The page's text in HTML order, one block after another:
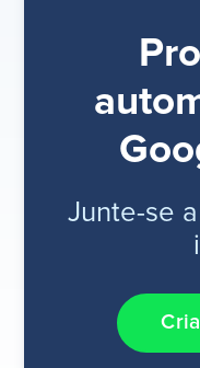
Junte-se